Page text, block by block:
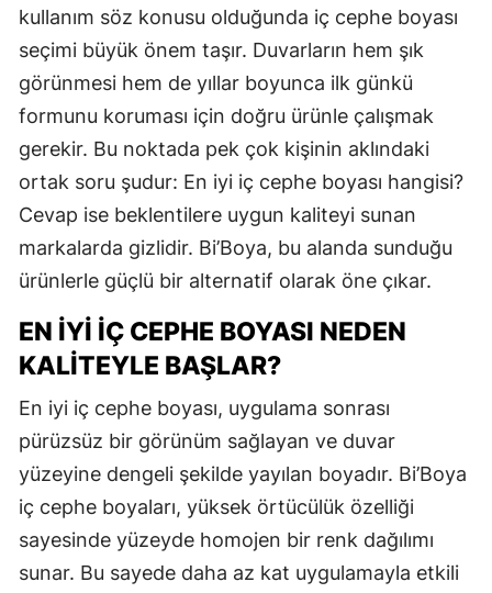
kullanım söz konusu olduğunda iç cephe boyası
seçimi büyük önem taşır. Duvarların hem şık
görünmesi hem de yıllar boyunca ilk günkü
formunu koruması için doğru ürünle çalışmak
gerekir. Bu noktada pek çok kişinin aklındaki
ortak soru şudur: En iyi iç cephe boyası hangisi?
Cevap ise beklentilere uygun kaliteyi sunan
markalarda gizlidir. Bi’Boya, bu alanda sunduğu
ürünlerle güçlü bir alternatif olarak öne çıkar.
EN İYI İÇ CEPHE BOYASI NEDEN
KALITEYLE BAŞLAR?
En iyi iç cephe boyası, uygulama sonrası
pürüzsüz bir görünüm sağlayan ve duvar
yüzeyine dengeli şekilde yayılan boyadır. Bi’Boya
iç cephe boyaları, yüksek örtücülük özelliği
sayesinde yüzeyde homojen bir renk dağılımı
sunar. Bu sayede daha az kat uygulamayla etkili